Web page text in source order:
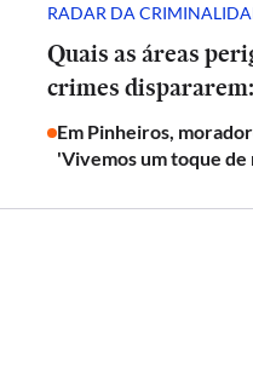
RADAR DA
Quais as áreas
crimes
Em Pinheiros,
'Vivemos um toque